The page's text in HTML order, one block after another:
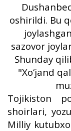
oshirildi. Bu
sazovor
Shunday
"Xo‘jand
Tojikiston
shoirlari,
Milliy